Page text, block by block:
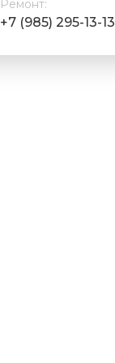
Ремонт:
+7 (985) 295-13-13